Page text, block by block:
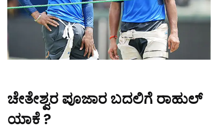
ಚೇತೇಶ್ವರ ಪೂಜಾರ ಬದಲಿಗೆ ರಾಹುಲ್
ಯಾಕೆ ?